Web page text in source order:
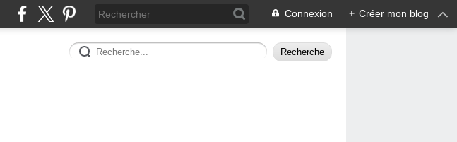
Connexion + Créer mon blog